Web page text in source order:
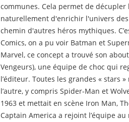
communes. Cela permet de
naturellement d'enrichir l'univers
chemin d'autres héros mythiques.
Comics, on a pu voir Batman et
Marvel, ce concept a trouvé son
Vengeurs), une équipe de choc qui
l’éditeur. Toutes les grandes « stars
l’autre, y compris Spider-Man et
1963 et mettait en scène Iron Man,
Captain America a rejoint l’équipe